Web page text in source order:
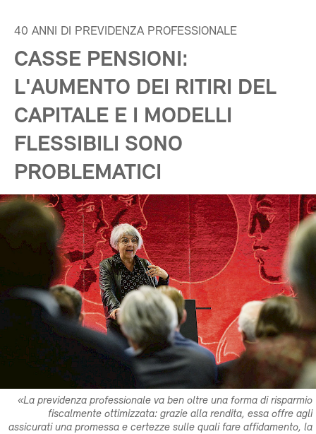
40 ANNI DI PREVIDENZA PROFESSIONALE
CASSE PENSIONI:
L'AUMENTO DEI RITIRI DEL
CAPITALE E I MODELLI
FLESSIBILI SONO
PROBLEMATICI
«La previdenza professionale va ben oltre una forma di risparmio
fiscalmente ottimizzata: grazie alla rendita, essa offre agli
assicurati una promessa e certezze sulle quali fare affidamento, la